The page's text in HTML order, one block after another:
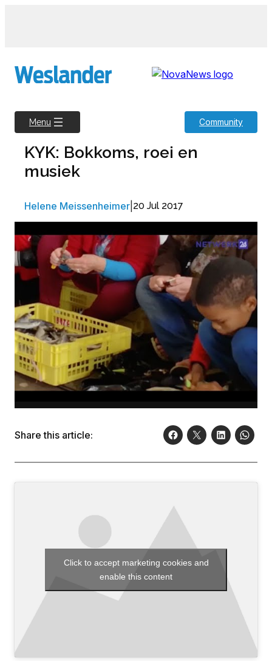
Menu Community
KYK: Bokkoms, roei en
musiek
Helene Meissenheimer 20 Jul 2017
Share this article:
Click to accept marketing cookies and
enable this content